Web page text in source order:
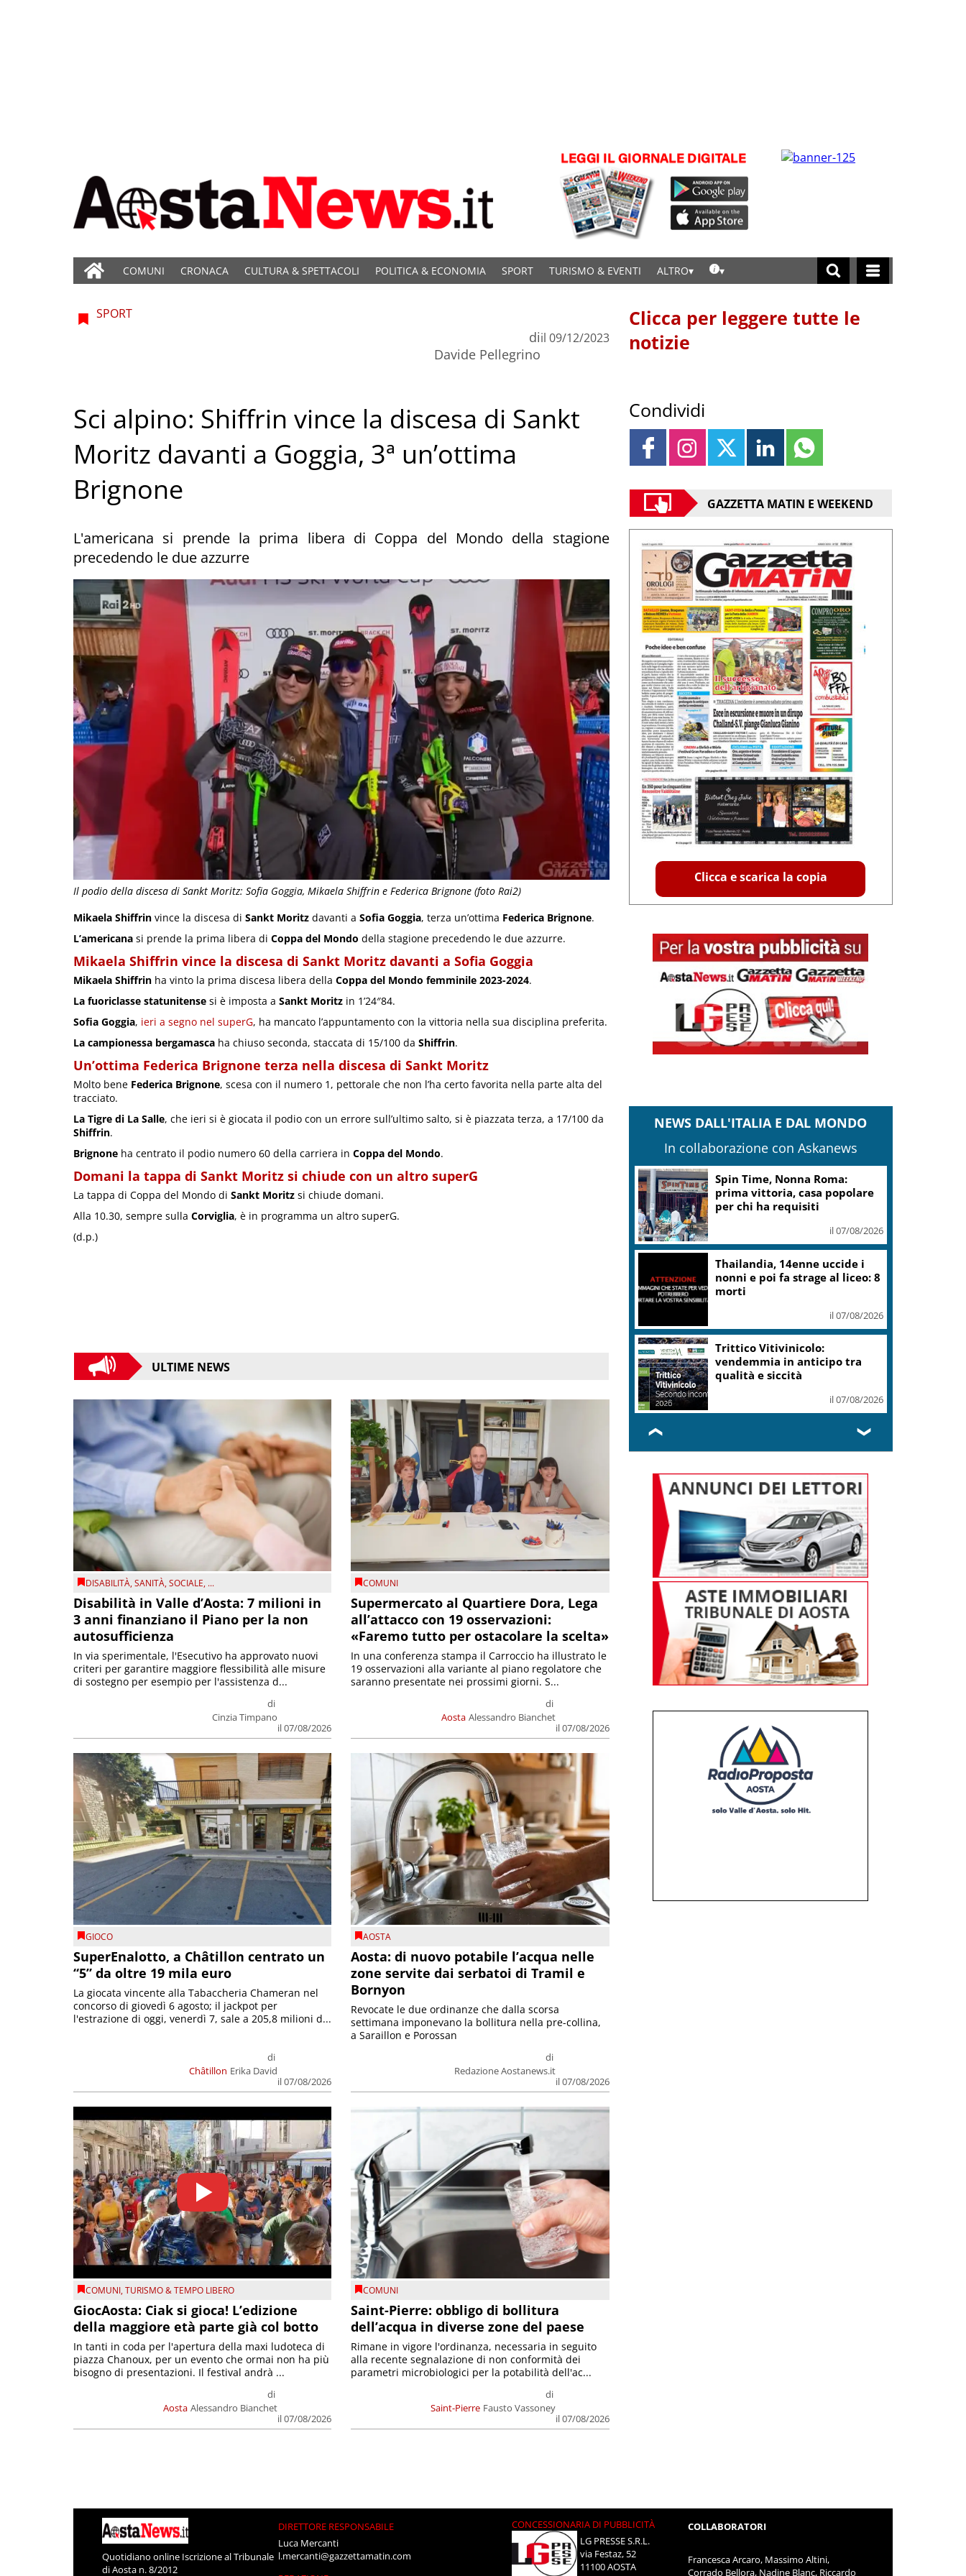
COMUNI CRONACA CULTURA & SPETTACOLI POLITICA & ECONOMIA SPORT TURISMO & EVENTI ALTRO
Il podio della discesa di Sankt Moritz: Sofia Goggia, Mikaela Shiffrin e Federica Brignone (foto Rai2)
SPORT
di
Davide Pellegrino
il 09/12/2023
Sci alpino: Shiffrin vince la discesa di Sankt
Moritz davanti a Goggia, 3ª un’ottima
Brignone
L'americana si prende la prima libera di Coppa del Mondo della stagione
precedendo le due azzurre
Mikaela Shiffrin vince la discesa di Sankt Moritz davanti a Sofia Goggia, terza un’ottima Federica Brignone.
L’americana si prende la prima libera di Coppa del Mondo della stagione precedendo le due azzurre.
Mikaela Shiffrin vince la discesa di Sankt Moritz davanti a Sofia Goggia
Mikaela Shiffrin ha vinto la prima discesa libera della Coppa del Mondo femminile 2023-2024.
La fuoriclasse statunitense si è imposta a Sankt Moritz in 1’24″84.
Sofia Goggia, ieri a segno nel superG, ha mancato l’appuntamento con la vittoria nella sua disciplina preferita.
La campionessa bergamasca ha chiuso seconda, staccata di 15/100 da Shiffrin.
Un’ottima Federica Brignone terza nella discesa di Sankt Moritz
Molto bene Federica Brignone, scesa con il numero 1, pettorale che non l’ha certo favorita nella parte alta del
tracciato.
La Tigre di La Salle, che ieri si è giocata il podio con un errore sull’ultimo salto, si è piazzata terza, a 17/100 da
Shiffrin.
Brignone ha centrato il podio numero 60 della carriera in Coppa del Mondo.
Domani la tappa di Sankt Moritz si chiude con un altro superG
La tappa di Coppa del Mondo di Sankt Moritz si chiude domani.
Alla 10.30, sempre sulla Corviglia, è in programma un altro superG.
(d.p.)
ULTIME NEWS
DISABILITÀ,SANITÀ,SOCIALE, ...
Disabilità in Valle d’Aosta: 7 milioni in
3 anni finanziano il Piano per la non
autosufficienza
di
Cinzia Timpano
il 07/08/2026
In via sperimentale, l'Esecutivo ha approvato nuovi
criteri per garantire maggiore flessibilità alle misure
di sostegno per esempio per l'assistenza d...
COMUNI
Supermercato al Quartiere Dora, Lega
all’attacco con 19 osservazioni:
«Faremo tutto per ostacolare la scelta»
Aosta
di
Alessandro Bianchet
il 07/08/2026
In una conferenza stampa il Carroccio ha illustrato le
19 osservazioni alla variante al piano regolatore che
saranno presentate nei prossimi giorni. S...
GIOCO
SuperEnalotto, a Châtillon centrato un
“5” da oltre 19 mila euro
Châtillon
di
Erika David
il 07/08/2026
La giocata vincente alla Tabaccheria Chameran nel
concorso di giovedì 6 agosto; il jackpot per
l'estrazione di oggi, venerdì 7, sale a 205,8 milioni d...
AOSTA
Aosta: di nuovo potabile l’acqua nelle
zone servite dai serbatoi di Tramil e
Bornyon
di
Redazione Aostanews.it
il 07/08/2026
Revocate le due ordinanze che dalla scorsa
settimana imponevano la bollitura nella pre-collina,
a Saraillon e Porossan
COMUNI,TURISMO & TEMPO LIBERO
GiocAosta: Ciak si gioca! L’edizione
della maggiore età parte già col botto
Aosta
di
Alessandro Bianchet
il 07/08/2026
In tanti in coda per l'apertura della maxi ludoteca di
piazza Chanoux, per un evento che ormai non ha più
bisogno di presentazioni. Il festival andrà ...
COMUNI
Saint-Pierre: obbligo di bollitura
dell’acqua in diverse zone del paese
Saint-Pierre
di
Fausto Vassoney
il 07/08/2026
Rimane in vigore l'ordinanza, necessaria in seguito
alla recente segnalazione di non conformità dei
parametri microbiologici per la potabilità dell'ac...
Clicca per leggere tutte le
notizie
Condividi
GAZZETTA MATIN E WEEKEND
Clicca e scarica la copia
NEWS DALL'ITALIA E DAL MONDO
In collaborazione con Askanews
Camera,Opposizioni a
Fontana: sanzioni a Bignami
per offese a Scalfaro
il 07/08/2026
Ultimatum della Spagna
all’Italia: revochi lo stop a
Schengen o ci saranno
il 07/08/2026
Caldo in leggero calo: domani
e domenica 19 città in “bollino
il 07/08/2026
Quotidiano online Iscrizione al Tribunale
di Aosta n. 8/2012
DIRETTORE RESPONSABILE
Luca Mercanti
l.mercanti@gazzettamatin.com
CONCESSIONARIA DI PUBBLICITÀ
LG PRESSE S.R.L.
via Festaz, 52
11100 AOSTA
COLLABORATORI
Francesca Arcaro, Massimo Altini,
Corrado Bellora, Nadine Blanc, Riccardo